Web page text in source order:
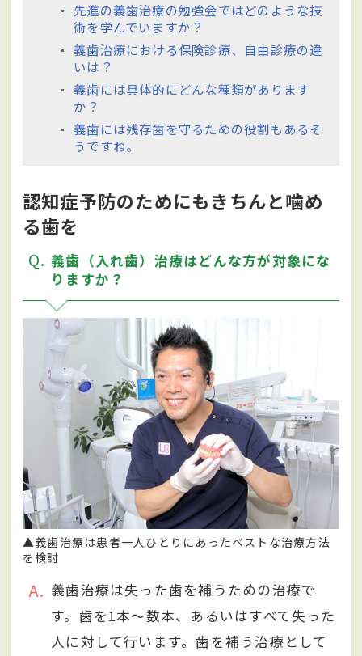
先進の義歯治療の勉強会ではどのような技
術を学んでいますか？
義歯治療における保険診療、自由診療の違
いは？
義歯には具体的にどんな種類があります
か？
義歯には残存歯を守るための役割もあるそ
うですね。
認知症予防のためにもきちんと噛め
る歯を
Q
義歯（入れ歯）治療はどんな方が対象にな
りますか？
▲義歯治療は患者一人ひとりにあったベストな治療方法
を検討
A
義歯治療は失った歯を補うための治療で
す。歯を1本〜数本、あるいはすべて失った
人に対して行います。歯を補う治療として